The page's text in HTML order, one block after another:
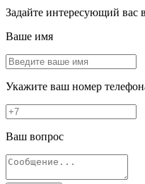
Задайте интересующий вас
Ваше имя
Укажите ваш номер
Ваш вопрос